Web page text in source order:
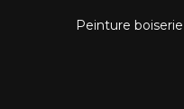
Peinture